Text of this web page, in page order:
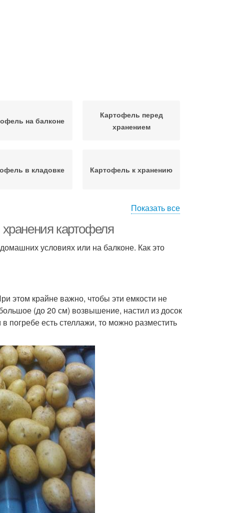
на балконе
Картофель перед
хранением
в кладовке Картофель к хранению
Показать все
картофеля
условиях или на балконе. Как это
этом крайне важно, чтобы эти емкости не
(до 20 см) возвышение, настил из досок
погребе есть стеллажи, то можно разместить